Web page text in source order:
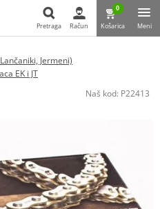
Pretraga Račun
0
Košarica Meni
Jermeni)
EK i JT
Naš kod: P22413